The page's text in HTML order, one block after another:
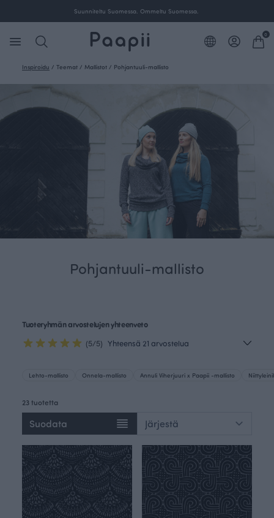
Suunniteltu Suomessa. Ommeltu Suomessa.
0
Inspiroidu / Teemat / Mallistot / Pohjantuuli-mallisto
Pohjantuuli-mallisto
Tuoteryhmän arvostelujen yhteenveto
(5/5) Yhteensä 21 arvostelua
Lehto-mallisto Onnela-mallisto Annuli Viherjuuri x Paapii -mallisto
23 tuotetta
Suodata